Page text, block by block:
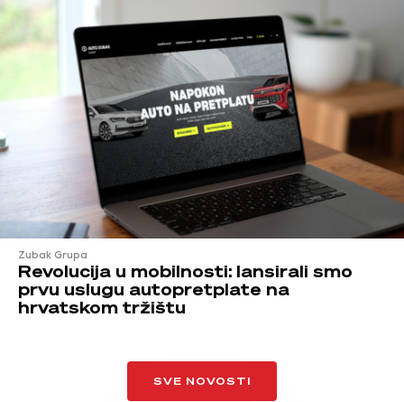
Zubak Grupa
Revolucija u mobilnosti: lansirali smo
prvu uslugu autopretplate na
hrvatskom tržištu
SVE NOVOSTI